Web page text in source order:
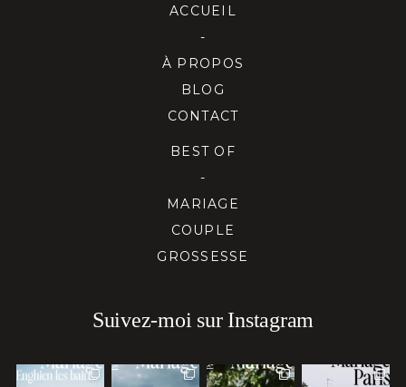
ACCUEIL
-
À PROPOS
BLOG
CONTACT
BEST OF
-
MARIAGE
COUPLE
GROSSESSE
Suivez-moi sur Instagram